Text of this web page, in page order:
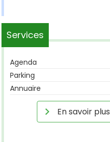
Services
Agenda
Parking
Annuaire
En savoir plus